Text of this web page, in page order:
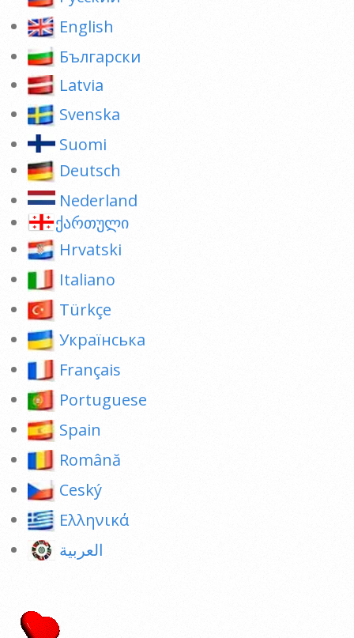
English
Български
Latvia
Svenska
Suomi
Deutsch
Nederland
ქართული
Hrvatski
Italiano
Türkçe
Українська
Français
Portuguese
Spain
Română
Ceský
Ελληνικά
العربية